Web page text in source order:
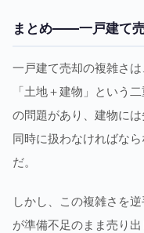
まとめ——一戸建て
一戸建て売却の複雑さ
「土地＋建物」という
の問題があり、建物に
同時に扱わなければな
だ。
しかし、この複雑さを
が準備不足のまま売り